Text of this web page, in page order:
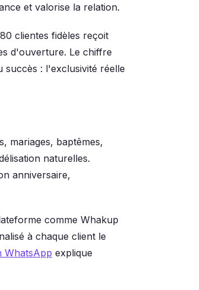
et valorise la relation.
clientes fidèles reçoit
d'ouverture. Le chiffre
succès : l'exclusivité réelle
mariages, baptêmes,
naturelles.
anniversaire,
comme Whakup
à chaque client le
WhatsApp explique